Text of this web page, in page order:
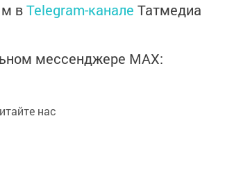
вTelegram-канале Татмедиа
мессенджере MАХ:
нас